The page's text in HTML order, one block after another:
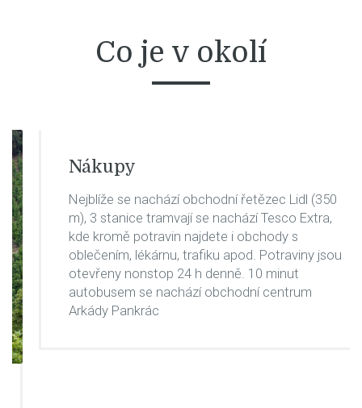
Co je v okolí
Nákupy
Nejblíže se nachází obchodní řetězec Lidl (350
m), 3 stanice tramvají se nachází Tesco Extra,
kde kromě potravin najdete i obchody s
oblečením, lékárnu, trafiku apod. Potraviny jsou
otevřeny nonstop 24 h denně. 10 minut
autobusem se nachází obchodní centrum
Arkády Pankrác